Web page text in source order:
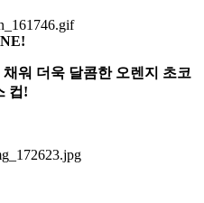
워 더욱 달콤한 오렌지 초코
컵!